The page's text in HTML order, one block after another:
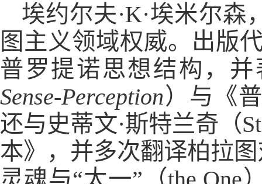
埃约尔夫·K·埃米尔
图主义领域权威。出版
普罗提诺思想结构，
Sense-Perception）与《
还与史蒂文·斯特兰奇（
本》，并多次翻译柏拉